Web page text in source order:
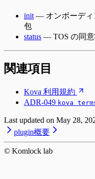
init — オンボーディ
包
status — TOS の同
関連項目
Kova 利用規約
ADR-049 kova
Last updated on May 28,
plugin概要
© Komlock lab